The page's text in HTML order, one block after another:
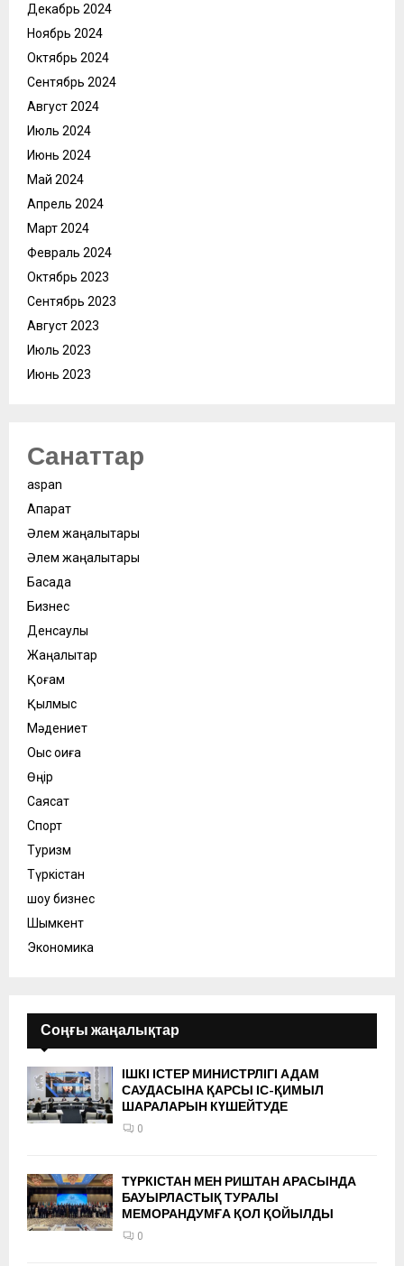
Декабрь 2024
Ноябрь 2024
Октябрь 2024
Сентябрь 2024
Август 2024
Июль 2024
Июнь 2024
Май 2024
Апрель 2024
Март 2024
Февраль 2024
Октябрь 2023
Сентябрь 2023
Август 2023
Июль 2023
Июнь 2023
Санаттар
aspan
Ақпарат
Әлем жаңалықтары
Әлем жаңалықтары
Басқада
Бизнес
Денсаулық
Жаңалықтар
Қоғам
Қылмыс
Мәдениет
Оқыс оқиға
Өңір
Саясат
Спорт
Туризм
Түркістан
шоу бизнес
Шымкент
Экономика
Соңғы жаңалықтар
ІШКІ ІСТЕР МИНИСТРЛІГІ АДАМ
САУДАСЫНА ҚАРСЫ ІС-ҚИМЫЛ
ШАРАЛАРЫН КҮШЕЙТУДЕ
0
ТҮРКІСТАН МЕН РИШТАН АРАСЫНДА
БАУЫРЛАСТЫҚ ТУРАЛЫ
МЕМОРАНДУМҒА ҚОЛ ҚОЙЫЛДЫ
0